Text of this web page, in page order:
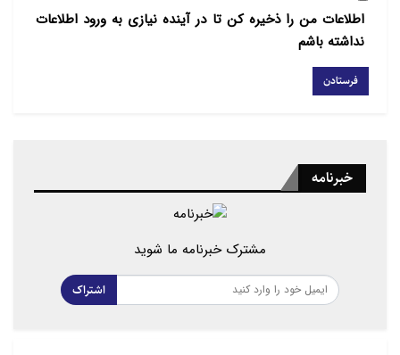
اطلاعات من را ذخیره کن تا در آینده نیازی به ورود اطلاعات
نداشته باشم
خبرنامه
مشترک خبرنامه ما شوید
اشتراک